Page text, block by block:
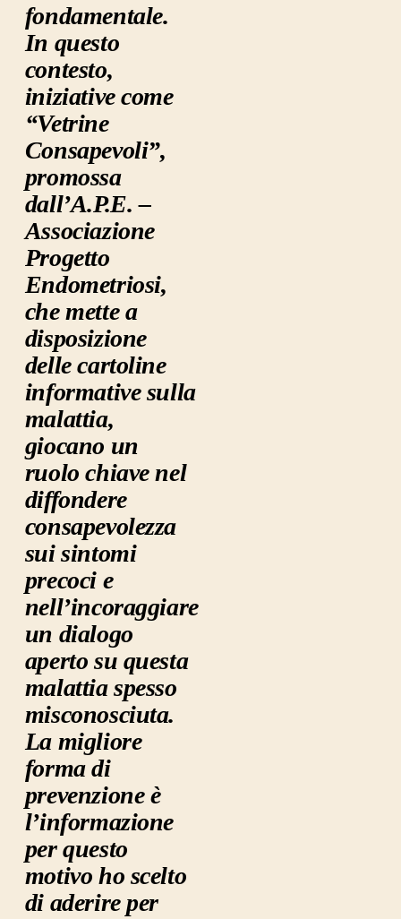
fondamentale.
In questo
contesto,
iniziative come
“Vetrine
Consapevoli”,
promossa
dall’A.P.E. –
Associazione
Progetto
Endometriosi,
che mette a
disposizione
delle cartoline
informative sulla
malattia,
giocano un
ruolo chiave nel
diffondere
consapevolezza
sui sintomi
precoci e
nell’incoraggiare
un dialogo
aperto su questa
malattia spesso
misconosciuta.
La migliore
forma di
prevenzione è
l’informazione
per questo
motivo ho scelto
di aderire per